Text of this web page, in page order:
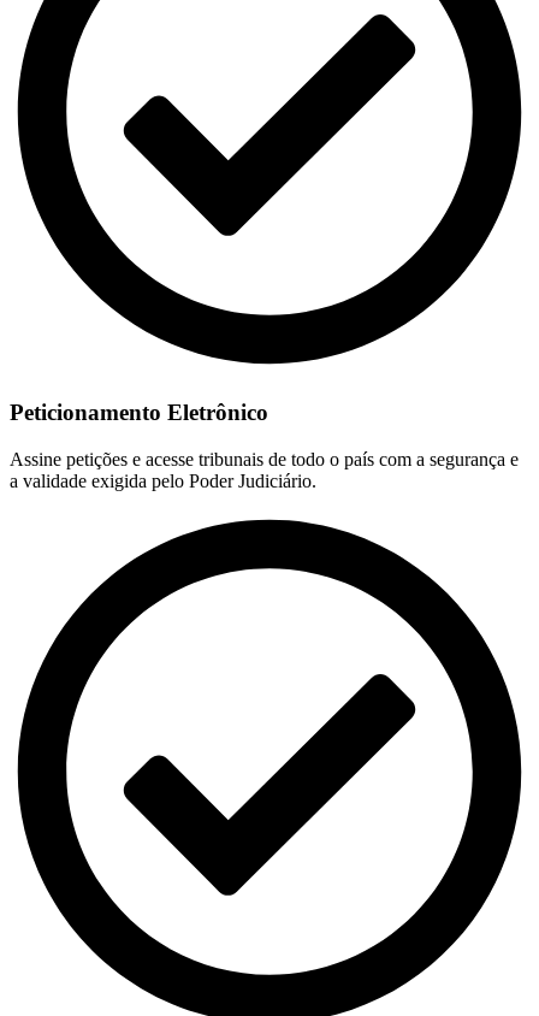
Peticionamento Eletrônico
Assine petições e acesse tribunais de todo o país com a segurança e
a validade exigida pelo Poder Judiciário.